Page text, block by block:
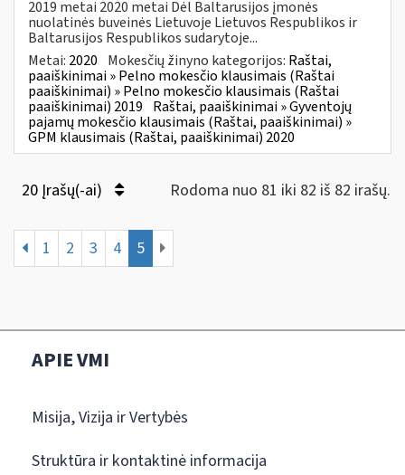
2019 metai 2020 metai Dėl Baltarusijos įmonės
nuolatinės buveinės Lietuvoje Lietuvos Respublikos ir
Baltarusijos Respublikos sudarytoje...
Metai: 2020 Mokesčių žinyno kategorijos: Raštai,
paaiškinimai » Pelno mokesčio klausimais (Raštai
paaiškinimai) » Pelno mokesčio klausimais (Raštai
paaiškinimai) 2019 Raštai, paaiškinimai » Gyventojų
pajamų mokesčio klausimais (Raštai, paaiškinimai) »
GPM klausimais (Raštai, paaiškinimai) 2020
20 Įrašų(-ai) Rodoma nuo 81 iki 82 iš 82 irašų.
1 2 3 4 5
APIE VMI
Misija, Vizija ir Vertybės
Struktūra ir kontaktinė informacija